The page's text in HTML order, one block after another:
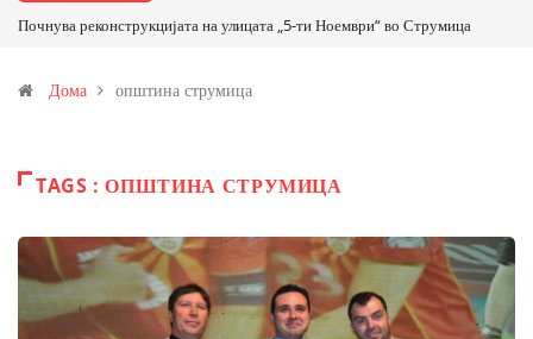
Почнува реконструкцијата на улицата „5-ти Ноември“ во Струмица
Дома општина струмица
TAGS : ОПШТИНА СТРУМИЦА